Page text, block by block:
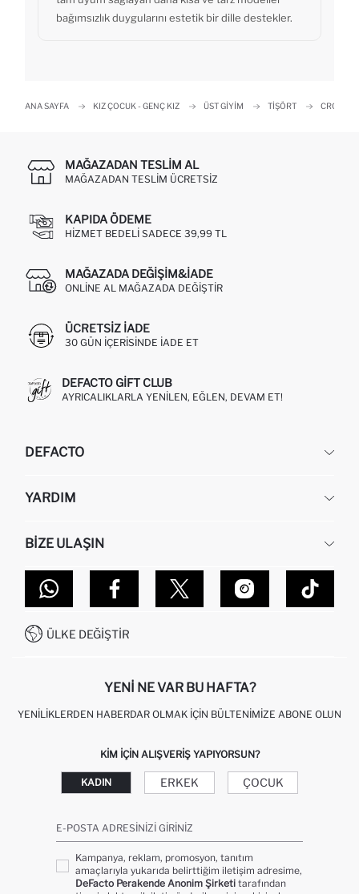
bağımsızlık duygularını estetik bir dille destekler.
ANA SAYFA KIZ ÇOCUK - GENÇ KIZ ÜST GIYIM TIŞÖRT CROP
MAĞAZADAN TESLIM AL
MAĞAZADAN TESLIM ÜCRETSIZ
KAPIDA ÖDEME
HIZMET BEDELI SADECE 39,99 TL
MAĞAZADA DEĞIŞIM&İADE
ONLINE AL MAĞAZADA DEĞIŞTIR
ÜCRETSIZ IADE
30 GÜN IÇERISINDE IADE ET
DEFACTO GIFT CLUB
AYRICALIKLARLA YENILEN, EĞLEN, DEVAM ET!
DEFACTO
HAKKIMIZDA
KURUMSAL SATIŞ
DEFACTO TEKNOLOJI
SITEMAP
YARDIM
SIPARIŞIMI NASIL TAKIP EDERIM?
NASIL İADE EDERIM?
GIFT CLUB SIKÇA SORULAN SORULAR
İŞLEM REHBERI
KAMPANYALAR
BIZE ULAŞIN
MAĞAZALARIMIZ
İLETIŞIM FORMU
0850 333 22 86
ÜLKE DEĞIŞTIR
YENI NE VAR BU HAFTA?
YENILIKLERDEN HABERDAR OLMAK İÇIN BÜLTENIMIZE ABONE OLUN
KIM IÇIN ALIŞVERIŞ YAPIYORSUN?
KADIN ERKEK ÇOCUK
E-POSTA ADRESINIZI GIRINIZ
Kampanya, reklam, promosyon, tanıtım
amaçlarıyla yukarıda belirttiğim iletişim adresime,
DeFacto Perakende Anonim Şirketi tarafından